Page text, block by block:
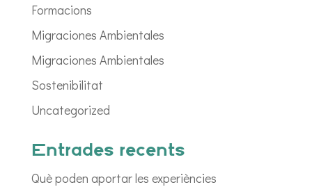
Formacions
Migraciones Ambientales
Migraciones Ambientales
Sostenibilitat
Uncategorized
Entrades recents
Què poden aportar les experiències